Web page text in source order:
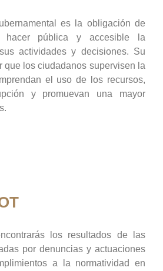
es la obligación de
hacer pública y accesible la
actividades y decisiones. Su
que los ciudadanos supervisen la
el uso de los recursos,
y promuevan una mayor
los resultados de las
por denuncias y actuaciones
a la normatividad en